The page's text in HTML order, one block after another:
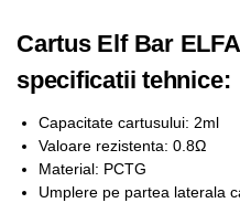
Cartus Elf Bar
specificatii tehnice:
Capacitate cartusului: 2ml
Valoare rezistenta: 0.8Ω
Material: PCTG
Umplere pe partea laterala